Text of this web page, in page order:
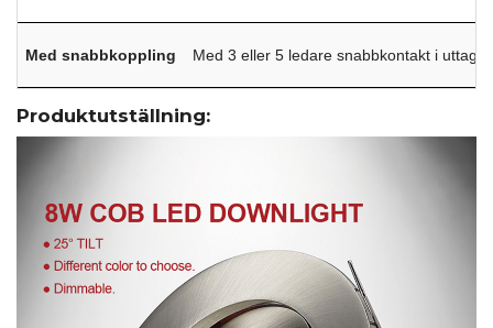
Med snabbkoppling Med 3 eller 5 ledare snabbkontakt i
Produktutställning: